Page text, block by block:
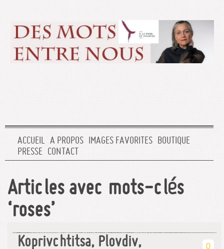
ACCUEIL A PROPOS IMAGES FAVORITES BOUTIQUE
PRESSE CONTACT
Articles avec mots-clés
‘roses’
Koprivchtitsa, Plovdiv,
0